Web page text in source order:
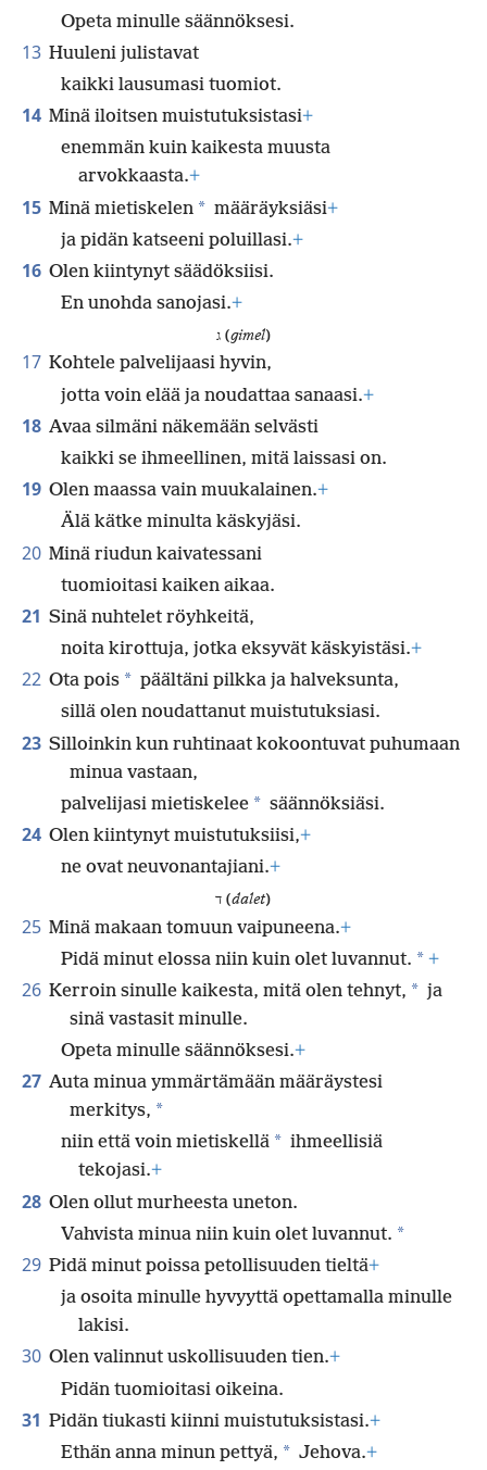
Opeta minulle säännöksesi.
13 Huuleni julistavat
kaikki lausumasi tuomiot.
14 Minä iloitsen muistutuksistasi+
enemmän kuin kaikesta muusta
arvokkaasta.+
15 Minä mietiskelen * määräyksiäsi+
ja pidän katseeni poluillasi.+
16 Olen kiintynyt säädöksiisi.
En unohda sanojasi.+
ג (gimel)
17 Kohtele palvelijaasi hyvin,
jotta voin elää ja noudattaa sanaasi.+
18 Avaa silmäni näkemään selvästi
kaikki se ihmeellinen, mitä laissasi on.
19 Olen maassa vain muukalainen.+
Älä kätke minulta käskyjäsi.
20 Minä riudun kaivatessani
tuomioitasi kaiken aikaa.
21 Sinä nuhtelet röyhkeitä,
noita kirottuja, jotka eksyvät käskyistäsi.+
22 Ota pois * päältäni pilkka ja halveksunta,
sillä olen noudattanut muistutuksiasi.
23 Silloinkin kun ruhtinaat kokoontuvat puhumaan
minua vastaan,
palvelijasi mietiskelee * säännöksiäsi.
24 Olen kiintynyt muistutuksiisi,+
ne ovat neuvonantajiani.+
ד (dalet)
25 Minä makaan tomuun vaipuneena.+
Pidä minut elossa niin kuin olet luvannut. * +
26 Kerroin sinulle kaikesta, mitä olen tehnyt, * ja
sinä vastasit minulle.
Opeta minulle säännöksesi.+
27 Auta minua ymmärtämään määräystesi
merkitys, *
niin että voin mietiskellä * ihmeellisiä
tekojasi.+
28 Olen ollut murheesta uneton.
Vahvista minua niin kuin olet luvannut. *
29 Pidä minut poissa petollisuuden tieltä+
ja osoita minulle hyvyyttä opettamalla minulle
lakisi.
30 Olen valinnut uskollisuuden tien.+
Pidän tuomioitasi oikeina.
31 Pidän tiukasti kiinni muistutuksistasi.+
Ethän anna minun pettyä, * Jehova.+